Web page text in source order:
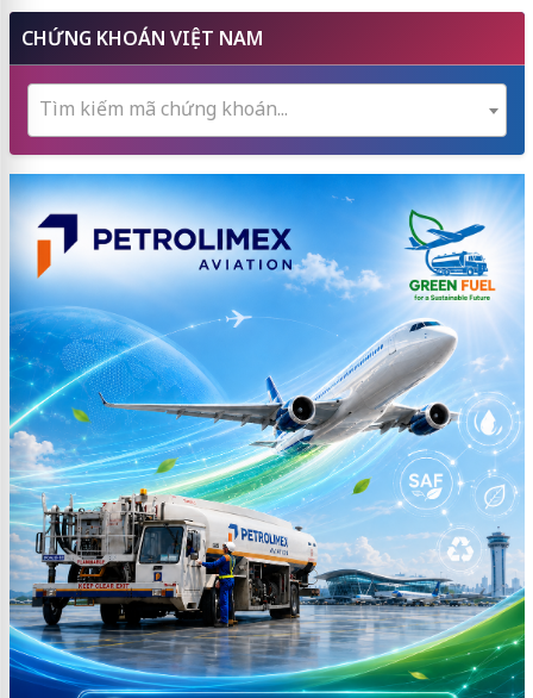
CHỨNG KHOÁN VIỆT NAM
Tìm kiếm mã chứng khoán...